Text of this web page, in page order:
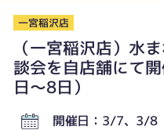
一宮稲沢店
（一宮稲沢店）水
談会を自店舗にて
日〜8日）
開催日：3/7、3/8